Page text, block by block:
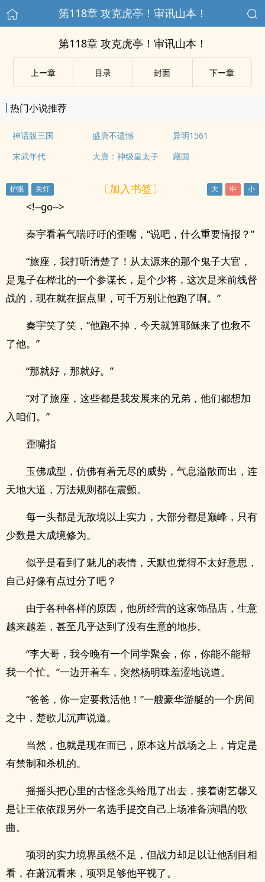
第118章 攻克虎亭！审讯山本！
第118章 攻克虎亭！审讯山本！
上ー章 目录 封面 下ー章
热门小说推荐
神话版三国 盛唐不遗憾
异明1561
末武年代
大唐：神级皇太子 藏国
〔加入书签〕
<!--go-->
秦宇看着气喘吁吁的歪嘴，“说吧，什么重要情报？”
“旅座，我打听清楚了！从太源来的那个鬼子大官，
是鬼子在桦北的一个参谋长，是个少将，这次是来前线督
战的，现在就在据点里，可千万别让他跑了啊。”
秦宇笑了笑，“他跑不掉，今天就算耶稣来了也救不
了他。”
“那就好，那就好。”
“对了旅座，这些都是我发展来的兄弟，他们都想加
入咱们。”
歪嘴指
玉佛成型，仿佛有着无尽的威势，气息溢散而出，连
天地大道，万法规则都在震颤。
每一头都是无敌境以上实力，大部分都是巅峰，只有
少数是大成境修为。
似乎是看到了魅儿的表情，天默也觉得不太好意思，
自己好像有点过分了吧？
由于各种各样的原因，他所经营的这家饰品店，生意
越来越差，甚至几乎达到了没有生意的地步。
“李大哥，我今晚有一个同学聚会，你，你能不能帮
我一个忙。”一边开着车，突然杨明珠羞涩地说道。
“爸爸，你一定要救活他！”一艘豪华游艇的一个房间
之中，楚歌儿沉声说道。
当然，也就是现在而已，原本这片战场之上，肯定是
有禁制和杀机的。
摇摇头把心里的古怪念头给甩了出去，接着谢艺馨又
是让王依依跟另外一名选手提交自己上场准备演唱的歌
曲。
项羽的实力境界虽然不足，但战力却足以让他刮目相
看，在萧沉看来，项羽足够他平视了。